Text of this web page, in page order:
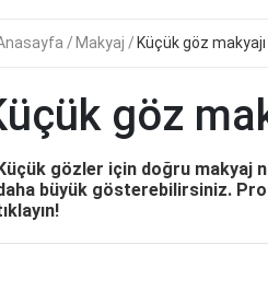
Makyaj Küçük göz makyajı
göz
Küçük gözler için doğru makyaj
büyük gösterebilirsiniz.